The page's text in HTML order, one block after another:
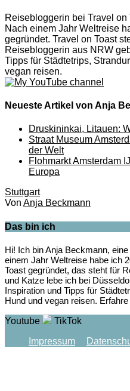
Reisebloggerin bei Travel on
Nach einem Jahr Weltreise
gegründet. Travel on Toast
Reisebloggerin aus NRW
Tipps für Städtetrips,
vegan reisen.
Neueste Artikel von Anja
Druskininkai, Litauen:
Straat Museum
der Welt
Flohmarkt Amsterdam
Europa
Stuttgart
Von Anja Beckmann
Das bin ich
Hi! Ich bin Anja Beckmann,
einem Jahr Weltreise habe ich
Toast gegründet, das steht für
und Katze lebe ich bei
Inspiration und Tipps für
Hund und vegan reisen.
Youtube
TikTok
Impressum